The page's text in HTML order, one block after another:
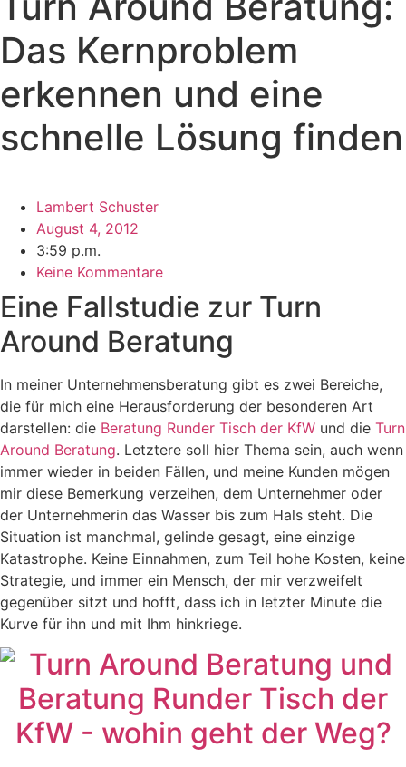
Das Kernproblem
erkennen und eine
schnelle Lösung finden
Lambert Schuster
August 4, 2012
3:59 p.m.
Keine Kommentare
Eine Fallstudie zur Turn
Around Beratung
In meiner Unternehmensberatung gibt es zwei Bereiche,
die für mich eine Herausforderung der besonderen Art
darstellen: die Beratung Runder Tisch der KfW und die Turn
Around Beratung. Letztere soll hier Thema sein, auch wenn
immer wieder in beiden Fällen, und meine Kunden mögen
mir diese Bemerkung verzeihen, dem Unternehmer oder
der Unternehmerin das Wasser bis zum Hals steht. Die
Situation ist manchmal, gelinde gesagt, eine einzige
Katastrophe. Keine Einnahmen, zum Teil hohe Kosten, keine
Strategie, und immer ein Mensch, der mir verzweifelt
gegenüber sitzt und hofft, dass ich in letzter Minute die
Kurve für ihn und mit Ihm hinkriege.